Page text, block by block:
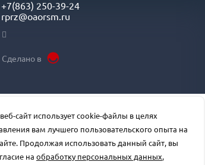
+7(863) 250-39-24
rprz@oaorsm.ru
Сделано в
сайт использует cookie-файлы в целях
вам лучшего пользовательского опыта на
Продолжая использовать данный сайт, вы
на обработку персональных данных,